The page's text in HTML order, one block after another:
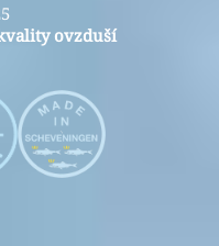
ovzduší